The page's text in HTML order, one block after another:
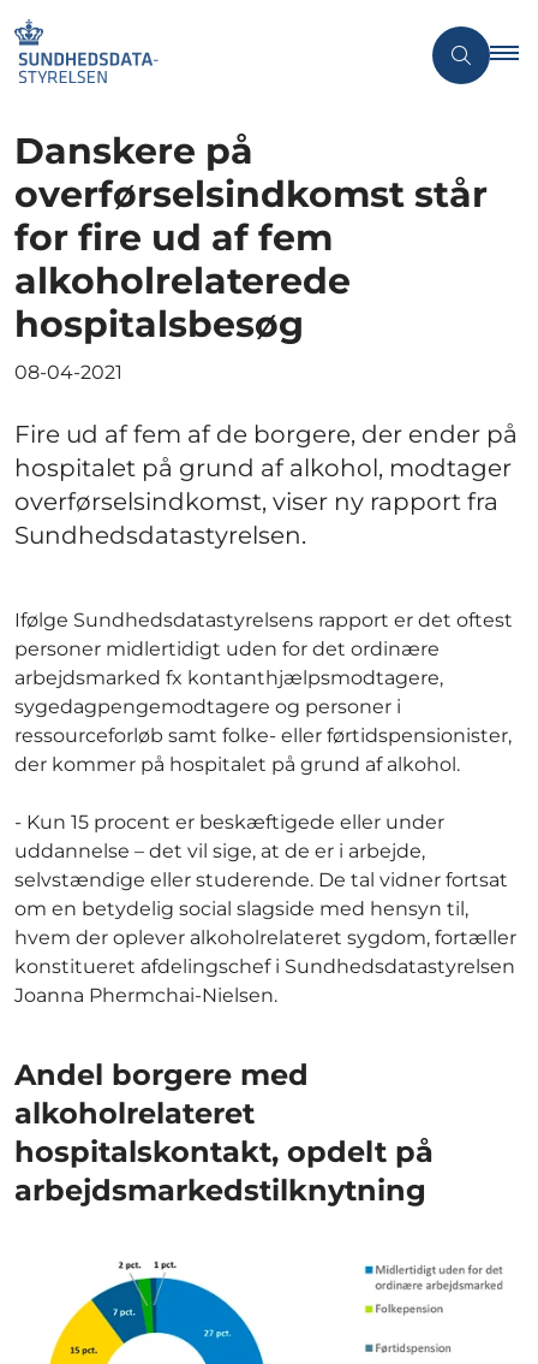
Danskere på
overførselsindkomst står
for fire ud af fem
alkoholrelaterede
hospitalsbesøg
08-04-2021
Fire ud af fem af de borgere, der ender på
hospitalet på grund af alkohol, modtager
overførselsindkomst, viser ny rapport fra
Sundhedsdatastyrelsen.
Ifølge Sundhedsdatastyrelsens rapport er det oftest
personer midlertidigt uden for det ordinære
arbejdsmarked fx kontanthjælpsmodtagere,
sygedagpengemodtagere og personer i
ressourceforløb samt folke- eller førtidspensionister,
der kommer på hospitalet på grund af alkohol.
- Kun 15 procent er beskæftigede eller under
uddannelse – det vil sige, at de er i arbejde,
selvstændige eller studerende. De tal vidner fortsat
om en betydelig social slagside med hensyn til,
hvem der oplever alkoholrelateret sygdom, fortæller
konstitueret afdelingschef i Sundhedsdatastyrelsen
Joanna Phermchai-Nielsen.
Andel borgere med
alkoholrelateret
hospitalskontakt, opdelt på
arbejdsmarkedstilknytning